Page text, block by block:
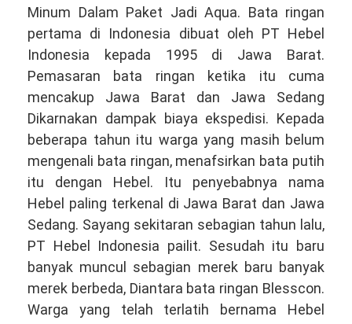
Minum Dalam Paket Jadi Aqua. Bata ringan
pertama di Indonesia dibuat oleh PT Hebel
Indonesia kepada 1995 di Jawa Barat.
Pemasaran bata ringan ketika itu cuma
mencakup Jawa Barat dan Jawa Sedang
Dikarnakan dampak biaya ekspedisi. Kepada
beberapa tahun itu warga yang masih belum
mengenali bata ringan, menafsirkan bata putih
itu dengan Hebel. Itu penyebabnya nama
Hebel paling terkenal di Jawa Barat dan Jawa
Sedang. Sayang sekitaran sebagian tahun lalu,
PT Hebel Indonesia pailit. Sesudah itu baru
banyak muncul sebagian merek baru banyak
merek berbeda, Diantara bata ringan Blesscon.
Warga yang telah terlatih bernama Hebel